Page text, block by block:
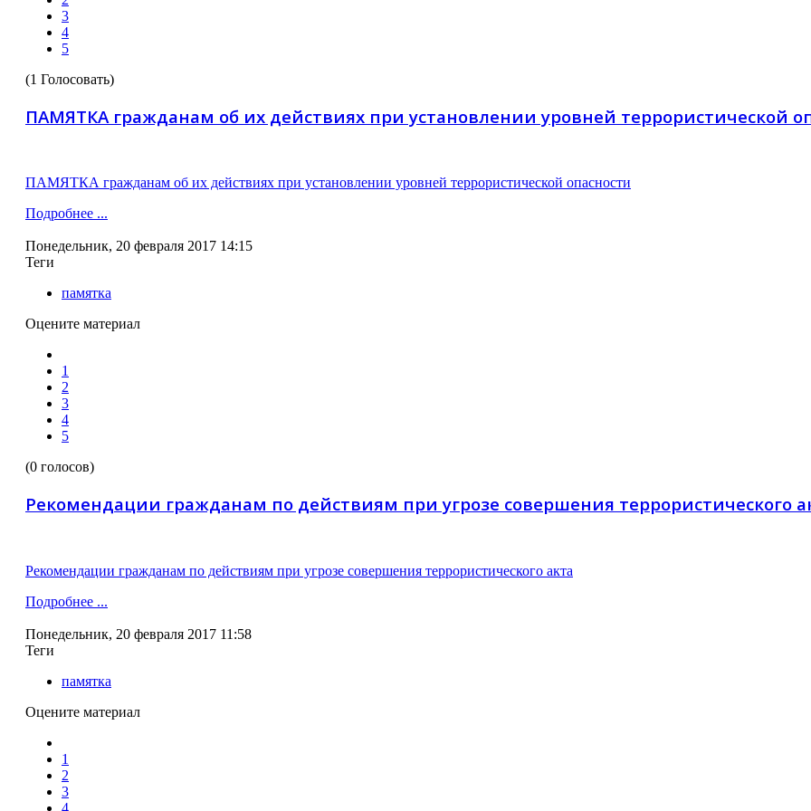
3
4
5
(1 Голосовать)
ПАМЯТКА гражданам об их действиях при установлении уровней террористической
ПАМЯТКА гражданам об их действиях при установлении уровней террористической опасности
Подробнее ...
Понедельник, 20 февраля 2017 14:15
Теги
памятка
Оцените материал
1
2
3
4
5
(0 голосов)
Рекомендации гражданам по действиям при угрозе совершения террористического
Рекомендации гражданам по действиям при угрозе совершения террористического акта
Подробнее ...
Понедельник, 20 февраля 2017 11:58
Теги
памятка
Оцените материал
1
2
3
4